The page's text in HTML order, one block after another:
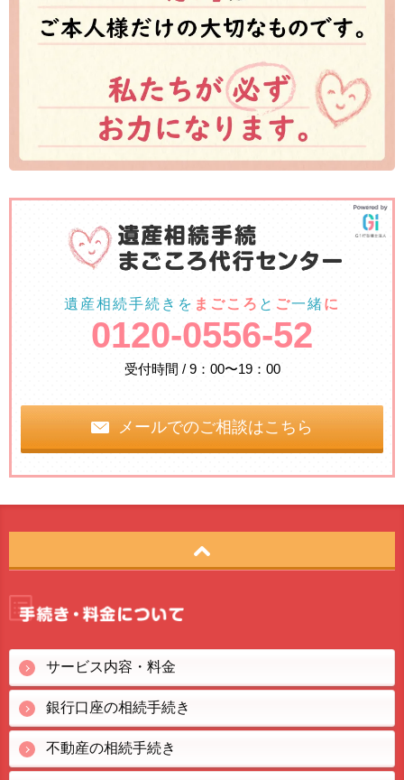
遺産相続手続きを まごころ と ご一緒に
0120-0556-52
受付時間 / 9：00〜19：00
メールでのご相談はこちら
サービス内容・料金
銀行口座の相続手続き
不動産の相続手続き